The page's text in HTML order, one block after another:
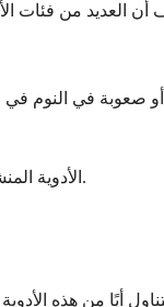
الأدوية المنشطة لعلاج اضطراب فرط الحركة ونقص الانتباه أو الخدار مصممة لتعزيز اليقظة، والتي يمكن أن تتداخل مع النوم إذا لم يتم توقيتها بعناية.